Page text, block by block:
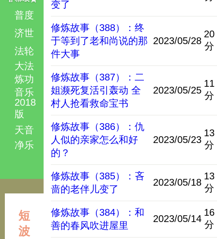
普度
济世
法轮
大法
炼功
音乐
2018
版
天音
净乐
短
波
变了
修炼故事（388）：终
于等到了老和尚说的那
件大事
2023/05/28
20
分
修炼故事（387）：二
姐濒死复活引轰动 全
村人抢看救命宝书
2023/05/25
11
分
修炼故事（386）：仇
人似的亲家怎么和好
的？
2023/05/23
13
分
修炼故事（385）：吝
啬的老伴儿变了
2023/05/18
13
分
修炼故事（384）：和
善的春风吹进屋里
2023/05/14
16
分